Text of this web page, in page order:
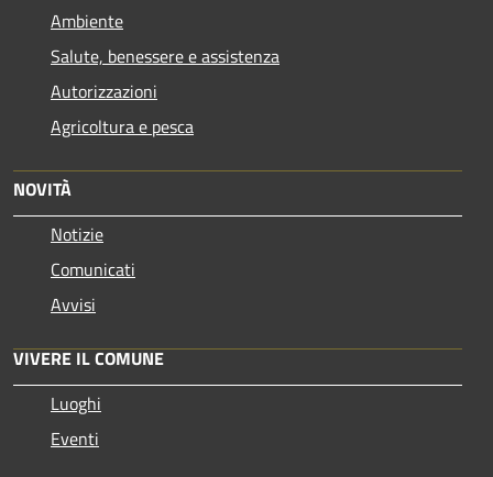
Ambiente
Salute, benessere e assistenza
Autorizzazioni
Agricoltura e pesca
NOVITÀ
Notizie
Comunicati
Avvisi
VIVERE IL COMUNE
Luoghi
Eventi